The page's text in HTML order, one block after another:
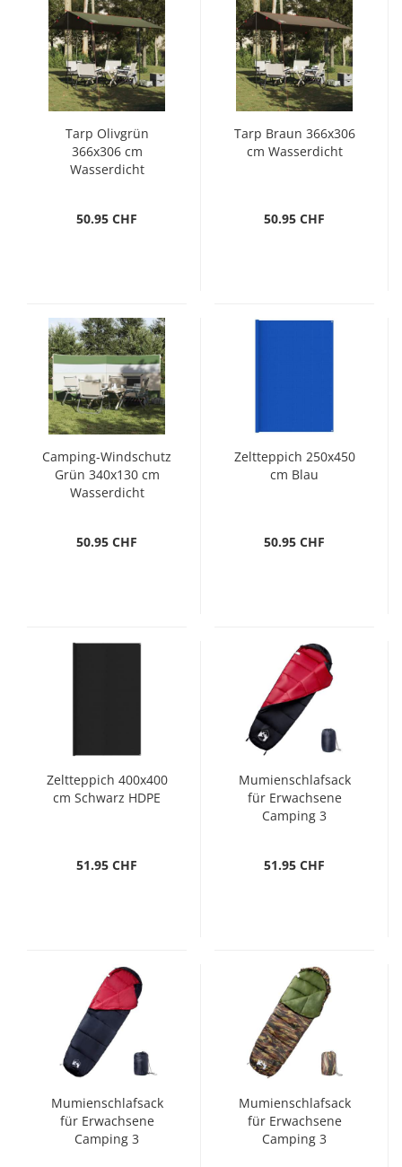
Tarp Olivgrün
366x306 cm
Wasserdicht
50.95 CHF
Tarp Braun 366x306
cm Wasserdicht
50.95 CHF
Camping-Windschutz
Grün 340x130 cm
Wasserdicht
50.95 CHF
Zeltteppich 250x450
cm Blau
50.95 CHF
Zeltteppich 400x400
cm Schwarz HDPE
51.95 CHF
Mumienschlafsack
für Erwachsene
Camping 3
51.95 CHF
Mumienschlafsack
für Erwachsene
Camping 3
Mumienschlafsack
für Erwachsene
Camping 3